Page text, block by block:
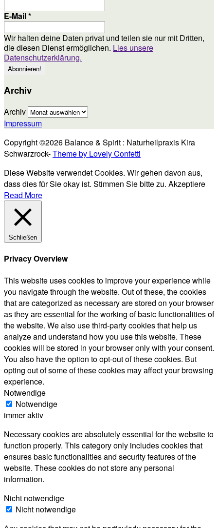
E-Mail*
Wir halten deine Daten privat und teilen sie nur mit Dritten,
die diesen Dienst ermöglichen. Lies unsere
Datenschutzerklärung.
Archiv
Archiv
Impressum
Copyright ©2026 Balance & Spirit : Naturheilpraxis Kira
Schwarzrock-Theme by Lovely Confetti
Diese Website verwendet Cookies. Wir gehen davon aus,
dass dies für Sie okay ist. Stimmen Sie bitte zu. Akzeptiere
Read More
Schließen
Privacy Overview
This website uses cookies to improve your experience while
you navigate through the website. Out of these, the cookies
that are categorized as necessary are stored on your browser
as they are essential for the working of basic functionalities of
the website. We also use third-party cookies that help us
analyze and understand how you use this website. These
cookies will be stored in your browser only with your consent.
You also have the option to opt-out of these cookies. But
opting out of some of these cookies may affect your browsing
experience.
Notwendige
Notwendige
immer aktiv
Necessary cookies are absolutely essential for the website to
function properly. This category only includes cookies that
ensures basic functionalities and security features of the
website. These cookies do not store any personal
information.
Nicht notwendige
Nicht notwendige